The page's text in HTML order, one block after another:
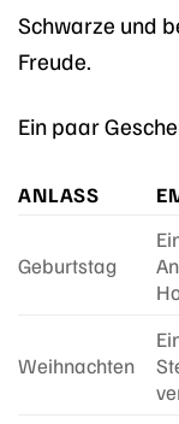
Schwarze und
Freude.
Ein paar
ANLASS
Geburtstag
Weihnachten